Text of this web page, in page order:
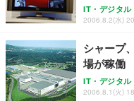
IT・デジタル
2006.8.2(水)
シャープ
場が稼働
IT・デジタル
2006.8.1(火)